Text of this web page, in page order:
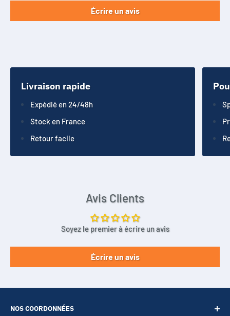
Écrire un avis
Livraison rapide
Expédié en 24/48h
Stock en France
Retour facile
Avis Clients
Soyez le premier à écrire un avis
Écrire un avis
NOS COORDONNÉES